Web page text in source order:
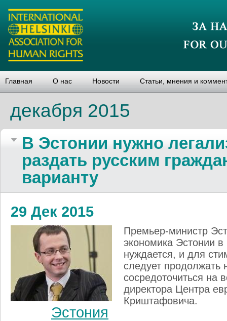
Главная О нас Новости Статьи, мнения и
декабря 2015
В Эстонии нужно
раздать русским
варианту
29 Дек 2015
Премьер-министр
экономика Эстонии
нуждается, и для
следует
сосредоточиться на
директора Центра
Криштафовича.
Эстония